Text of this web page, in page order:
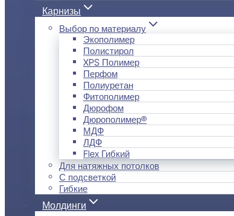
Карнизы
Выбор по материалу
Экополимер
Полистирол
XPS Полимер
Перфом
Полиуретан
Фитополимер
Дюрофом
Дюрополимер®
МДФ
ЛДФ
Flex Гибкий
Для натяжных потолков
С подсветкой
Гибкие
Молдинги